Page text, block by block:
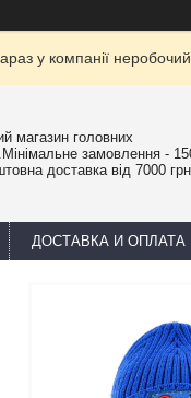
у компанії
магазин головних
замовлення -
доставка від 7000
ДОСТАВКА И ОПЛАТА